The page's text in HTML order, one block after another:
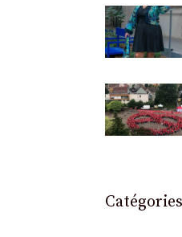
Catégories